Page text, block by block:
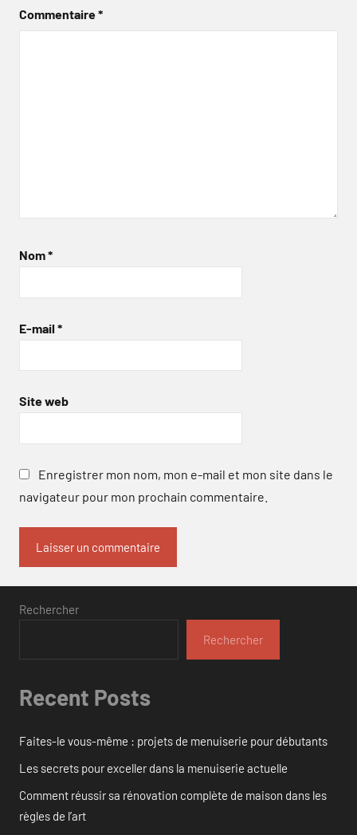
Commentaire*
Nom*
E-mail *
Site web
Enregistrer mon nom, mon e-mail et mon site dans le
navigateur pour mon prochain commentaire.
Rechercher
Rechercher
Recent Posts
Faites-le vous-même : projets de menuiserie pour débutants
Les secrets pour exceller dans la menuiserie actuelle
Comment réussir sa rénovation complète de maison dans les
règles de l’art